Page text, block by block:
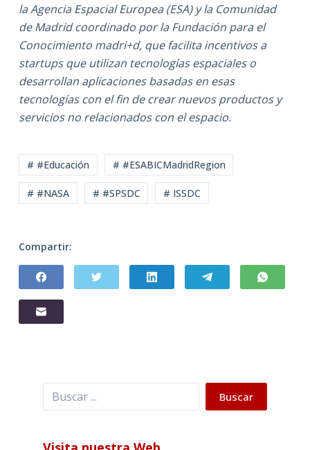
la Agencia Espacial Europea (ESA) y la Comunidad
de Madrid coordinado por la Fundación para el
Conocimiento madri+d, que facilita incentivos a
startups que utilizan tecnologías espaciales o
desarrollan aplicaciones basadas en esas
tecnologías con el fin de crear nuevos productos y
servicios no relacionados con el espacio.
# #Educación # #ESABICMadridRegion
# #NASA # #SPSDC # ISSDC
Compartir:
Buscar Buscar